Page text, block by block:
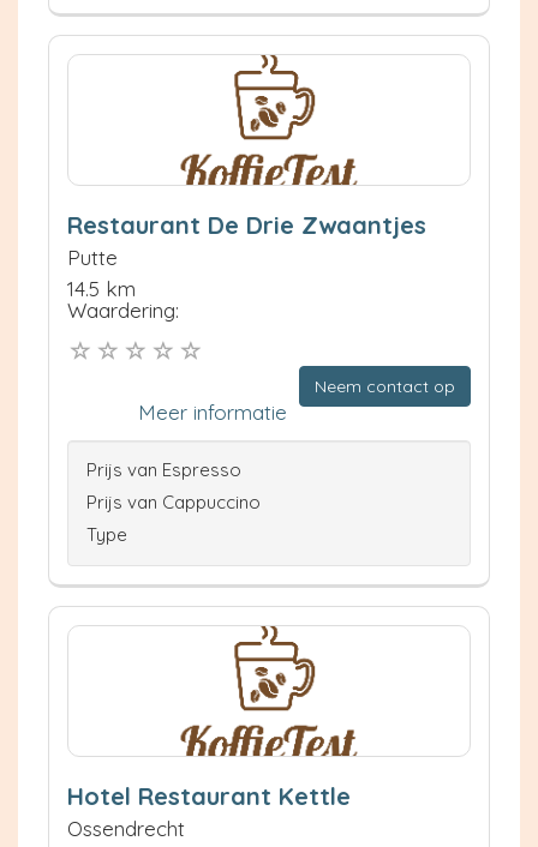
Restaurant De Drie Zwaantjes
Putte
14.5 km
Waardering:
Neem contact op
Meer informatie
Prijs van Espresso
Prijs van Cappuccino
Type
Hotel Restaurant Kettle
Ossendrecht